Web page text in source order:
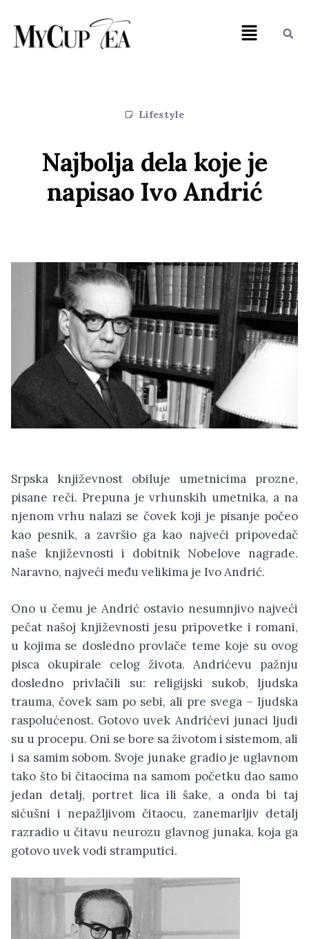
Lifestyle
Najbolja dela koje je
napisao Ivo Andrić
Srpska književnost obiluje umetnicima prozne,
pisane reči. Prepuna je vrhunskih umetnika, a na
njenom vrhu nalazi se čovek koji je pisanje počeo
kao pesnik, a završio ga kao najveći pripovedač
naše književnosti i dobitnik Nobelove nagrade.
Naravno, najveći među velikima je Ivo Andrić.
Ono u čemu je Andrić ostavio nesumnjivo najveći
pečat našoj književnosti jesu pripovetke i romani,
u kojima se dosledno provlače teme koje su ovog
pisca okupirale celog života. Andrićevu pažnju
dosledno privlačili su: religijski sukob, ljudska
trauma, čovek sam po sebi, ali pre svega – ljudska
raspolućenost. Gotovo uvek Andrićevi junaci ljudi
su u procepu. Oni se bore sa životom i sistemom, ali
i sa samim sobom. Svoje junake gradio je uglavnom
tako što bi čitaocima na samom početku dao samo
jedan detalj, portret lica ili šake, a onda bi taj
sićušni i nepažljivom čitaocu, zanemarljiv detalj
razradio u čitavu neurozu glavnog junaka, koja ga
gotovo uvek vodi stramputici.